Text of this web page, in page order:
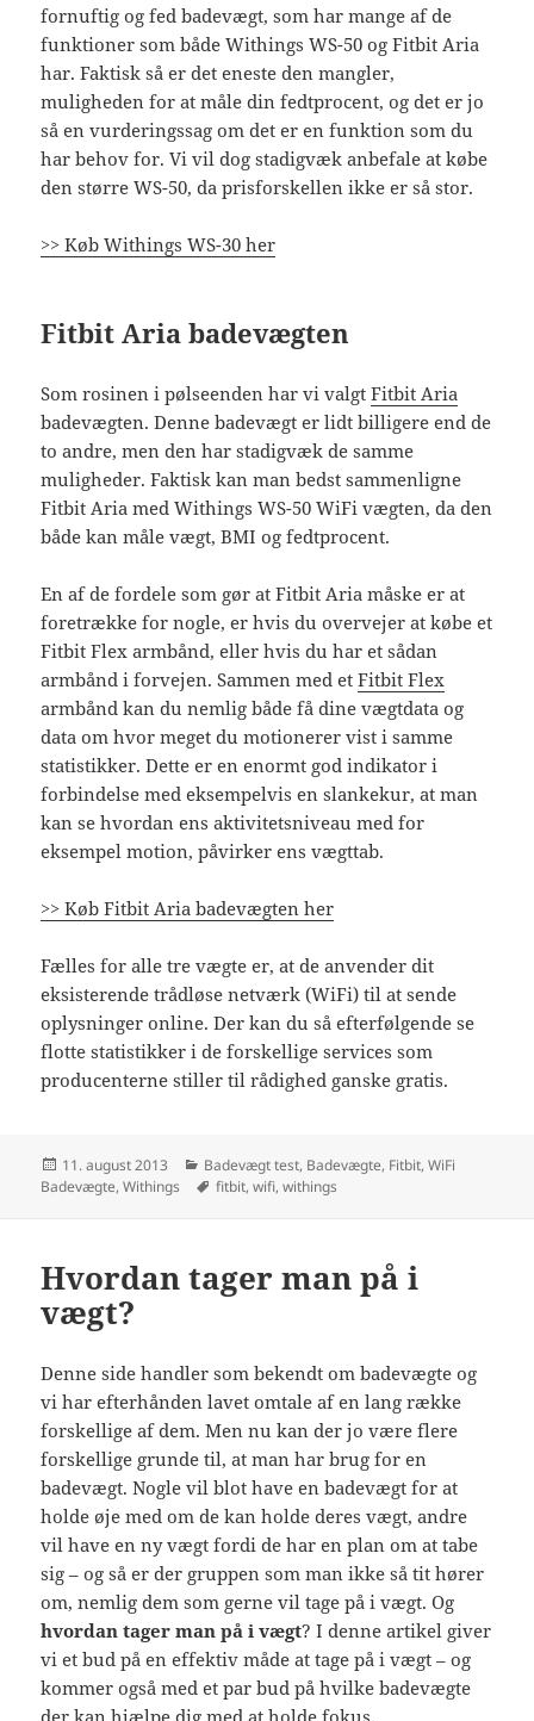
fornuftig og fed badevægt, som har mange af de
funktioner som både Withings WS-50 og Fitbit Aria
har. Faktisk så er det eneste den mangler,
muligheden for at måle din fedtprocent, og det er jo
så en vurderingssag om det er en funktion som du
har behov for. Vi vil dog stadigvæk anbefale at købe
den større WS-50, da prisforskellen ikke er så stor.
>> Køb Withings WS-30 her
Fitbit Aria badevægten
Som rosinen i pølseenden har vi valgtFitbit Aria
badevægten. Denne badevægt er lidt billigere end de
to andre, men den har stadigvæk de samme
muligheder. Faktisk kan man bedst sammenligne
Fitbit Aria med Withings WS-50 WiFi vægten, da den
både kan måle vægt, BMI og fedtprocent.
En af de fordele som gør at Fitbit Aria måske er at
foretrække for nogle, er hvis du overvejer at købe et
Fitbit Flex armbånd, eller hvis du har et sådan
armbånd i forvejen. Sammen med etFitbit Flex
armbånd kan du nemlig både få dine vægtdata og
data om hvor meget du motionerer vist i samme
statistikker. Dette er en enormt god indikator i
forbindelse med eksempelvis en slankekur, at man
kan se hvordan ens aktivitetsniveau med for
eksempel motion, påvirker ens vægttab.
>> Køb Fitbit Aria badevægten her
Fælles for alle tre vægte er, at de anvender dit
eksisterende trådløse netværk (WiFi) til at sende
oplysninger online. Der kan du så efterfølgende se
flotte statistikker i de forskellige services som
producenterne stiller til rådighed ganske gratis.
Udgivet
i
11. august 2013 Kategorier
Badevægt test, Badevægte, Fitbit,WiFi
Badevægte,Withings Tags
fitbit,wifi,withings
Hvordan tager man på i
vægt?
Denne side handler som bekendt om badevægte og
vi har efterhånden lavet omtale af en lang række
forskellige af dem. Men nu kan der jo være flere
forskellige grunde til, at man har brug for en
badevægt. Nogle vil blot have en badevægt for at
holde øje med om de kan holde deres vægt, andre
vil have en ny vægt fordi de har en plan om at tabe
sig – og så er der gruppen som man ikke så tit hører
om, nemlig dem som gerne vil tage på i vægt. Og
hvordan tager man på i vægt? I denne artikel giver
vi et bud på en effektiv måde at tage på i vægt – og
kommer også med et par bud på hvilke badevægte
der kan hjælpe dig med at holde fokus.